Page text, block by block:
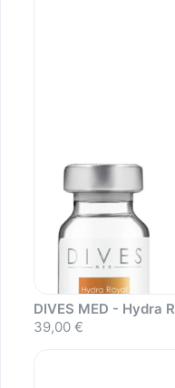
DIVES MED - Hydra
39,00 €